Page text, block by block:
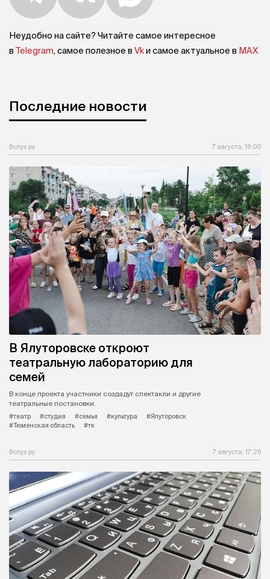
Неудобно на сайте? Читайте самое интересное
в Telegram, самое полезное в Vkи самое актуальное в MAX
Последние новости
Вслух.ру 7 августа, 18:00
В Ялуторовске откроют
театральную лабораторию для
семей
В конце проекта участники создадут спектакли и другие
театральные постановки.
#театр
#студия #семья #культура
#Ялуторовск
#Тюменская область
#тк
Вслух.ру 7 августа, 17:26